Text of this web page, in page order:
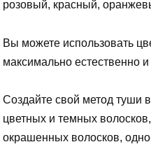
розовый, красный,
Вы можете использовать
максимально естественно
Создайте свой метод туши
цветных и темных
окрашенных волосков,